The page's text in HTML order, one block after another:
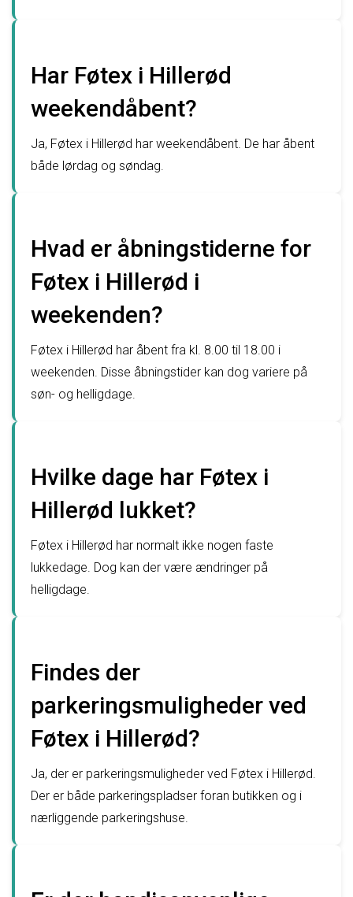
Har Føtex i Hillerød
weekendåbent?
Ja, Føtex i Hillerød har weekendåbent. De har åbent
både lørdag og søndag.
Hvad er åbningstiderne for
Føtex i Hillerød i
weekenden?
Føtex i Hillerød har åbent fra kl. 8.00 til 18.00 i
weekenden. Disse åbningstider kan dog variere på
søn- og helligdage.
Hvilke dage har Føtex i
Hillerød lukket?
Føtex i Hillerød har normalt ikke nogen faste
lukkedage. Dog kan der være ændringer på
helligdage.
Findes der
parkeringsmuligheder ved
Føtex i Hillerød?
Ja, der er parkeringsmuligheder ved Føtex i Hillerød.
Der er både parkeringspladser foran butikken og i
nærliggende parkeringshuse.